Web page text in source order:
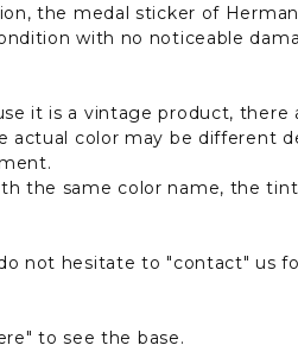
the medal sticker of
with no noticeable
it is a vintage product, there
actual color may be different
the same color name, the
not hesitate to "contact" us
" to see the base.